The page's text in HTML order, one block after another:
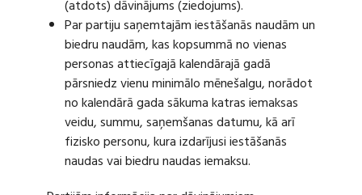
(atdots) dāvinājums (ziedojums).
Par partiju saņemtajām iestāšanās naudām un
biedru naudām, kas kopsummā no vienas
personas attiecīgajā kalendārajā gadā
pārsniedz vienu minimālo mēnešalgu, norādot
no kalendārā gada sākuma katras iemaksas
veidu, summu, saņemšanas datumu, kā arī
fizisko personu, kura izdarījusi iestāšanās
naudas vai biedru naudas iemaksu.